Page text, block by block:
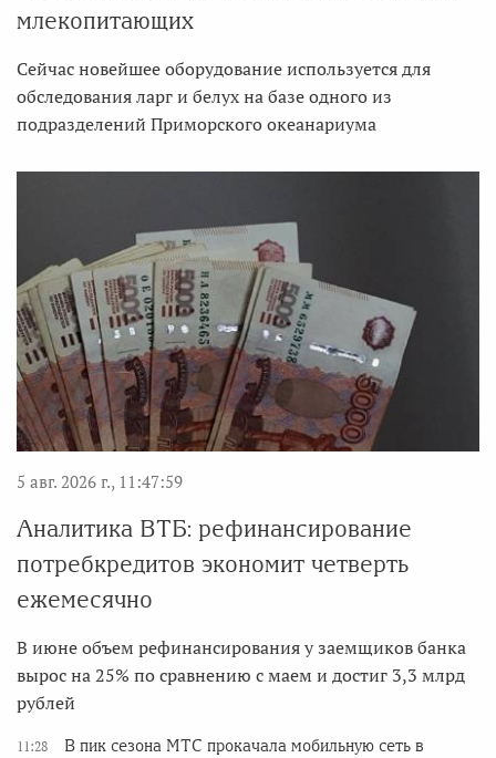
млекопитающих
Сейчас новейшее оборудование используется для
обследования ларг и белух на базе одного из
подразделений Приморского океанариума
5 авг. 2026 г., 11:47:59
Аналитика ВТБ: рефинансирование
потребкредитов экономит четверть
ежемесячно
В июне объем рефинансирования у заемщиков банка
вырос на 25% по сравнению с маем и достиг 3,3 млрд
рублей
11:28
В пик сезона МТС прокачала мобильную сеть в